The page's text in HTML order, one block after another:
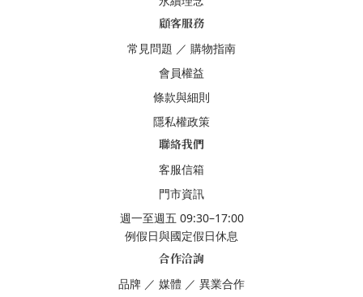
顧客服務
常見問題 ／ 購物指南
會員權益
條款與細則
隱私權政策
聯絡我們
客服信箱
門市資訊
週一至週五 09:30–17:00
例假日與國定假日休息
合作洽詢
品牌 ／ 媒體 ／ 異業合作